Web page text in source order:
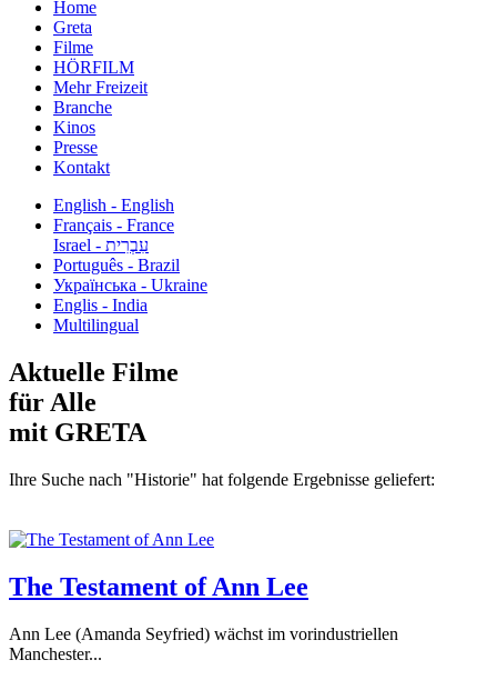
Home
Greta
Filme
HÖRFILM
Mehr Freizeit
Branche
Kinos
Presse
Kontakt
English - English
Français - France
עִבְרִית - Israel
Português - Brazil
Українська - Ukraine
Englis - India
Multilingual
Aktuelle Filme
für Alle
mit GRETA
Ihre Suche nach "Historie" hat folgende Ergebnisse geliefert:
The Testament of Ann Lee
Ann Lee (Amanda Seyfried) wächst im vorindustriellen
Manchester...